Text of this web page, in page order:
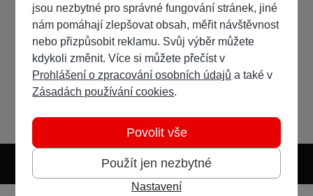
Světlý režim Předvolba systému
jsou nezbytné pro správné fungování stránek, jiné
nám pomáhají zlepšovat obsah, měřit návštěvnost
nebo přizpůsobit reklamu. Svůj výběr můžete
kdykoli změnit. Více si můžete přečíst v
Prohlášení o zpracování osobních údajů a také v
Zásadách používání cookies.
Použít jen nezbytné
Povolit vše
Nastavení